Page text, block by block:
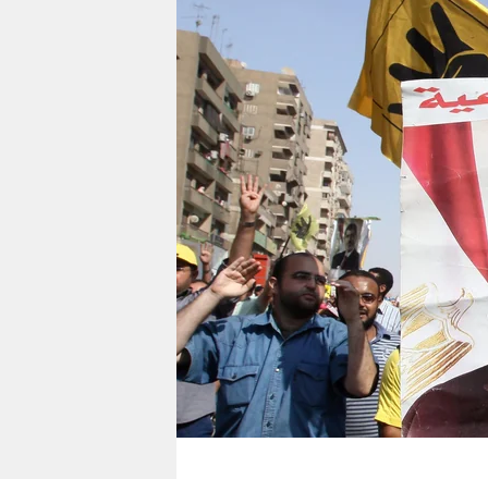
nord
wahrheit
verlag
verlag
veranstaltungen
shop
fragen & hilfe
unterstützen
abo
genossenschaft